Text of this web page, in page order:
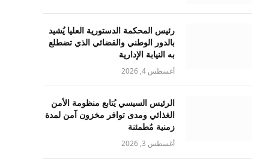
رئيس المحكمة الدستورية العليا يُشيد
بالدور الوطني والقضائي الذي تضطلع
به النيابة الإدارية
أغسطس 4, 2026
الرئيس السيسي يُتابع منظومة الأمن
الغذائي ومدى توافر مخزون آمن لمدة
زمنية مُطمئنة
أغسطس 3, 2026